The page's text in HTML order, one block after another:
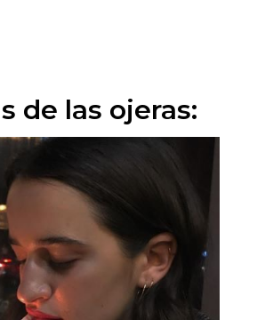
de las ojeras: